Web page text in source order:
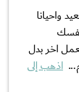
واحيانا
اخر بدل
اذهب إلى